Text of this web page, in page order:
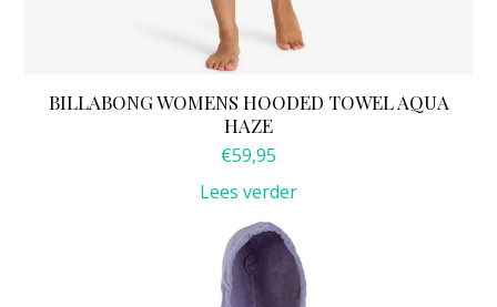
BILLABONG WOMENS HOODED TOWEL AQUA
HAZE
€59,95
Lees verder